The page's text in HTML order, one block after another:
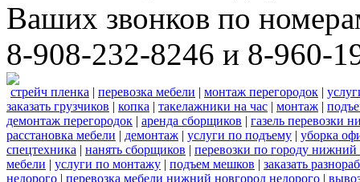
Ваших звонков по
8-908-232-8246 и 8-960-
стрейч пленка | перевозка мебели | монтаж перегородок |
заказать грузчиков | копка | такелажники на час | монтаж |
демонтаж перегородок | аренда сборщиков | газель перевозки
расстановка мебели | демонтаж | услуги по подъему | уборка
спецтехника | нанять сборщиков | перевозки по городу нижний
мебели | услуги по монтажу | подъем мешков | заказать
недорого | перевозка мебели нижний новгород недорого |